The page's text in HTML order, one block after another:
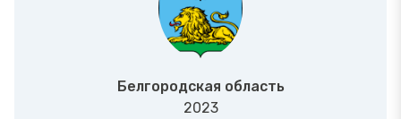
Белгородская область
2023